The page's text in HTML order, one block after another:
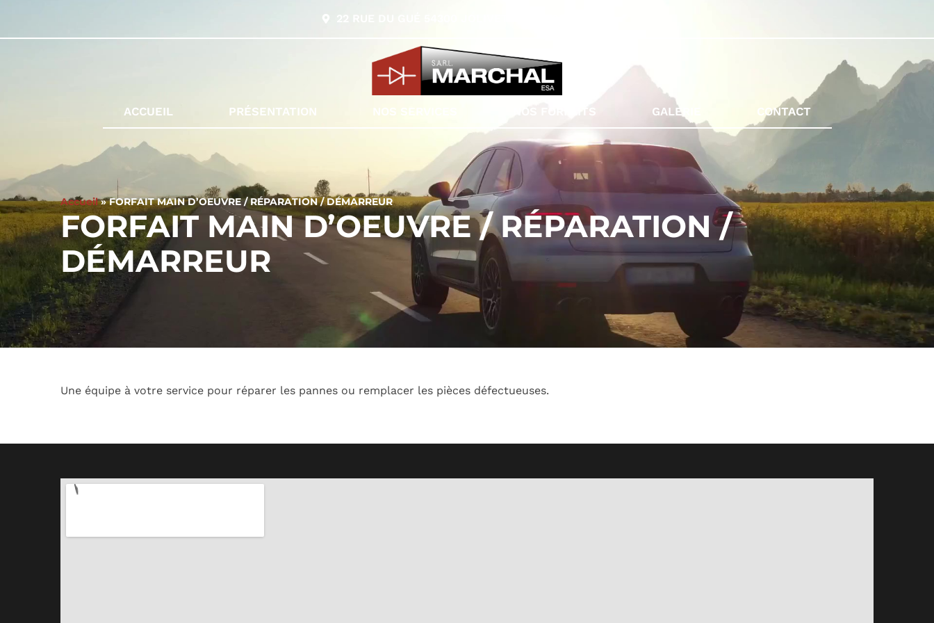
ACCUEIL PRÉSENTATION NOS SERVICES GALERIE CONTACT
Accueil»FORFAIT MAIN D’OEUVRE / RÉPARATION / DÉMARREUR
FORFAIT MAIN D’OEUVRE / RÉPARATION /
DÉMARREUR
Une équipe à votre service pour réparer les pannes ou remplacer les pièces défectueuses.